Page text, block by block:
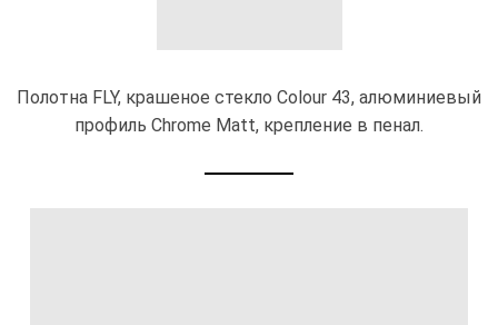
Полотна FLY, крашеное стекло Colour 43, алюминиевый
профиль Chrome Matt, крепление в пенал.